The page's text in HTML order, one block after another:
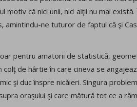
că nici unii, nici alţii nu mai
ne tuturor de faptul că şi
pentru amatorii de statistică,
de hârtie în care cineva se
şi duc înspre nicăieri. Singura
oraşului şi care mătură tot ce a